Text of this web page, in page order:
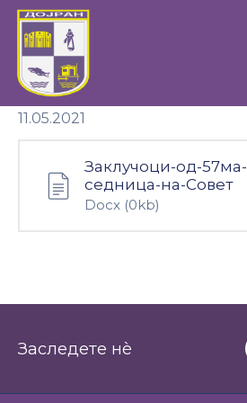
Почетна
Локална
Новости
Услуги
Финансии
11.05.2021
Заклучоци-од-57ма-
седница-на-Совет
Docx (0kb)
Заследете нè